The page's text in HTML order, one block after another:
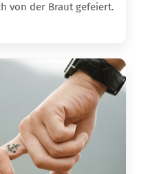
von der Braut gefeiert.